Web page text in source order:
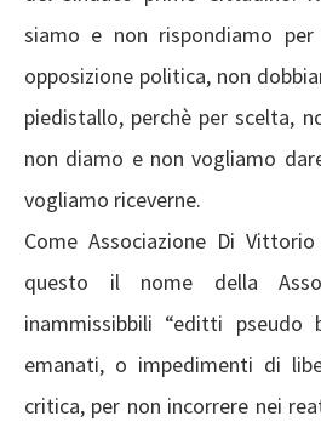
siamo e non rispondiamo
opposizione politica, non
piedistallo, perchè per scelta,
non diamo e non vogliamo
vogliamo riceverne.
Come Associazione Di
questo il nome della
inammissibbili “editti pseudo
emanati, o impedimenti di
critica, per non incorrere nei